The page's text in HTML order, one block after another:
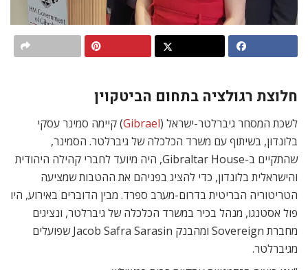
חלוצת רגולציה בתחום הביטקוין
לשכת המסחר גיברלטר-ישראל (Gibrael) קיימה סמינר עסקי
בלונדון, בשיתוף עם משרד הכלכלה של גיברלטר. הסמינר,
שהתקיים ב-Gibraltar House, היה מיועד לחברי קהילה היהודית
והישראלית בלונדון, כדי להציג בפניהם את ההטבות שמציעה
הטריטוריה הבריטית בדרום-מערב ספרד. מבין הדוברים באירוע, היו
פול אסטנגו, מנהל בכיר במשרד הכלכלה של גיברלטר, ונציגים
מחברת Sovereign ומהבנק Jacob Safra Sarasin שפועלים
מגיברלטר.